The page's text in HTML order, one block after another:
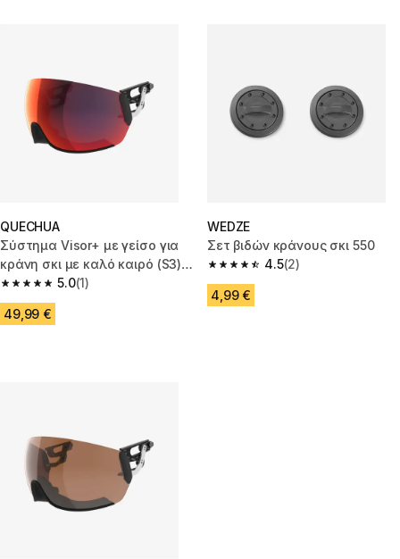
QUECHUA
Σύστημα Visor+ με γείσο για
κράνη σκι με καλό καιρό (S3)
HD, 900 Volcano
5.0
5.0 out of 5 stars from 1 reviews
(1)
49,99 €
WEDZE
Σετ βιδών κράνους σκι 550
4.5
4.5 out of 5 stars from 2
(2)
4,99 €